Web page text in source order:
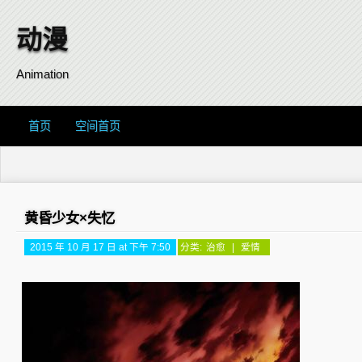
动漫
Animation
首页 空间首页
黄昏少女×失忆
2015 年 10 月 17 日 at 下午 7:50 分类: 治愈 | 爱情